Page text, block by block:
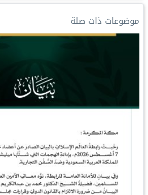
o
o
k
A
p
p
r
t
i
d
موضوعات ذات صلة